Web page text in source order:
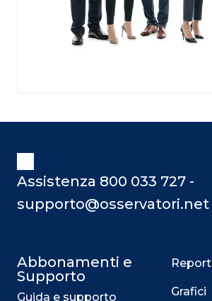
Assistenza 800 033 727 -
supporto@osservatori.net
Abbonamenti e
Supporto
Guida e supporto
Report
Grafici